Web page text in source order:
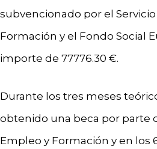
subvencionado por el
Formación y el Fondo Social
importe de 77776.30 €.
Durante los tres meses
obtenido una beca por parte
Empleo y Formación y en los